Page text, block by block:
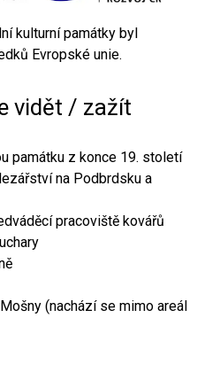
kulturní památky byl
Evropské unie.
vidět / zažít
památku z konce 19. století
na Podbrdsku a
pracoviště kovářů
(nachází se mimo areál